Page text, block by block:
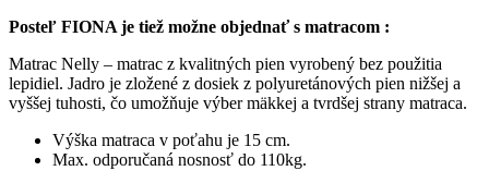
Posteľ FIONA je tiež možne objednať s matracom :
Matrac Nelly – matrac z kvalitných pien vyrobený bez použitia
lepidiel. Jadro je zložené z dosiek z polyuretánových pien nižšej a
vyššej tuhosti, čo umožňuje výber mäkkej a tvrdšej strany matraca.
Výška matraca v poťahu je 15 cm.
Max. odporučaná nosnosť do 110kg.